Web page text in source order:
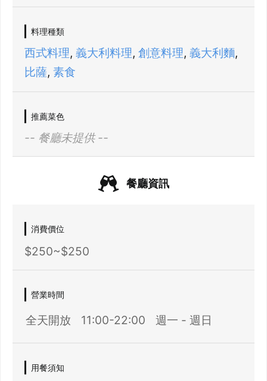
料理種類
西式料理, 義大利料理, 創意料理, 義大利麵,
比薩, 素食
推薦菜色
-- 餐廳未提供 --
餐廳資訊
消費價位
$250~$250
營業時間
全天開放 11:00-22:00 週一 - 週日
用餐須知